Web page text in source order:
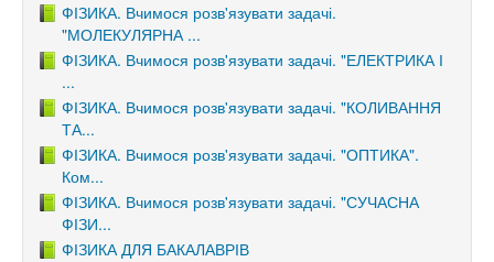
ФІЗИКА. Вчимося розв'язувати задачі.
"МОЛЕКУЛЯРНА ...
ФІЗИКА. Вчимося розв'язувати задачі. "ЕЛЕКТРИКА І
...
ФІЗИКА. Вчимося розв'язувати задачі. "КОЛИВАННЯ
ТА...
ФІЗИКА. Вчимося розв'язувати задачі. "ОПТИКА".
Ком...
ФІЗИКА. Вчимося розв'язувати задачі. "СУЧАСНА
ФІЗИ...
ФІЗИКА ДЛЯ БАКАЛАВРІВ